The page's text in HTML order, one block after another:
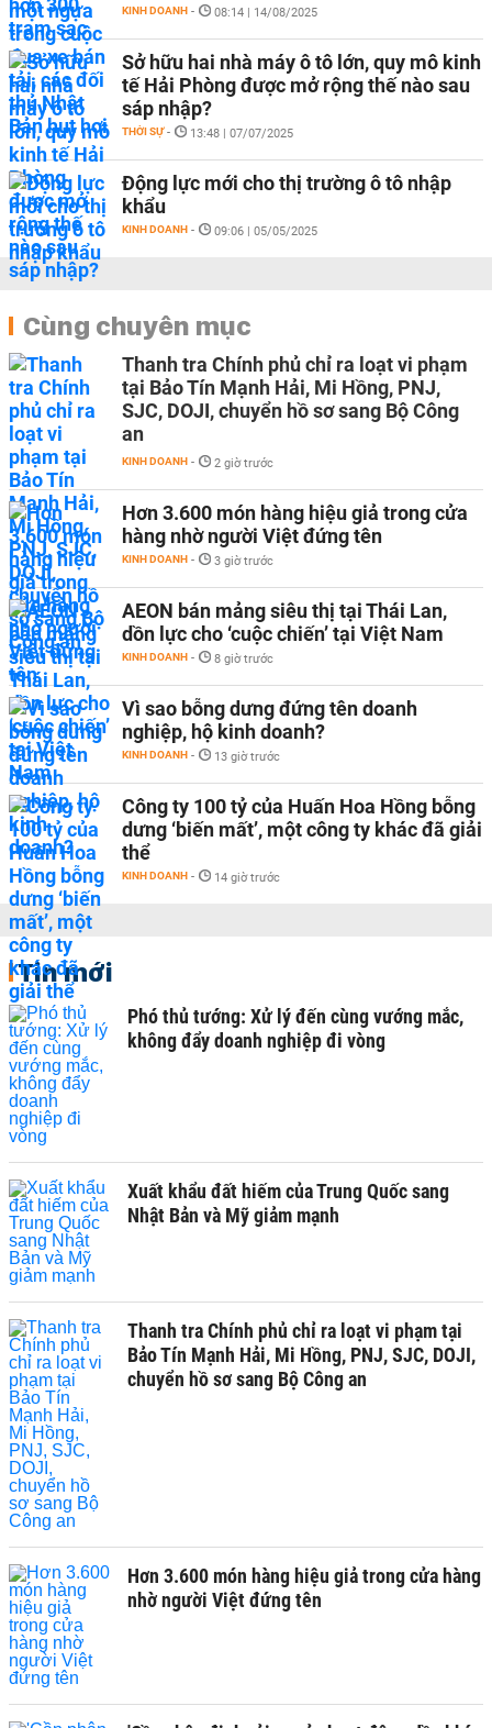
KINH DOANH - 08:14 | 14/08/2025
Sở hữu hai nhà máy ô tô lớn, quy mô kinh
tế Hải Phòng được mở rộng thế nào sau
sáp nhập?
THỜI SỰ - 13:48 | 07/07/2025
Động lực mới cho thị trường ô tô nhập
khẩu
KINH DOANH - 09:06 | 05/05/2025
Cùng chuyên mục
Thanh tra Chính phủ chỉ ra loạt vi phạm
tại Bảo Tín Mạnh Hải, Mi Hồng, PNJ,
SJC, DOJI, chuyển hồ sơ sang Bộ Công
an
KINH DOANH - 2 giờ trước
Hơn 3.600 món hàng hiệu giả trong cửa
hàng nhờ người Việt đứng tên
KINH DOANH - 3 giờ trước
AEON bán mảng siêu thị tại Thái Lan,
dồn lực cho ‘cuộc chiến’ tại Việt Nam
KINH DOANH - 8 giờ trước
Vì sao bỗng dưng đứng tên doanh
nghiệp, hộ kinh doanh?
KINH DOANH - 13 giờ trước
Công ty 100 tỷ của Huấn Hoa Hồng bỗng
dưng ‘biến mất’, một công ty khác đã giải
thể
KINH DOANH - 14 giờ trước
Tin mới
Phó thủ tướng: Xử lý đến cùng vướng mắc,
không đẩy doanh nghiệp đi vòng
Xuất khẩu đất hiếm của Trung Quốc sang
Nhật Bản và Mỹ giảm mạnh
Thanh tra Chính phủ chỉ ra loạt vi phạm tại
Bảo Tín Mạnh Hải, Mi Hồng, PNJ, SJC, DOJI,
chuyển hồ sơ sang Bộ Công an
Hơn 3.600 món hàng hiệu giả trong cửa hàng
nhờ người Việt đứng tên